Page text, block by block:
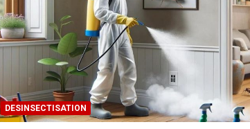
DESINSECTISATION